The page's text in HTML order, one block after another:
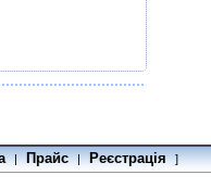
| Прайс | Реєстрація ]